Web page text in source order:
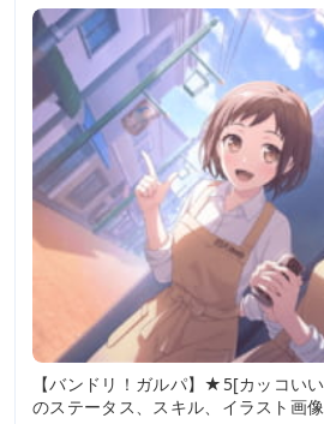
【バンドリ！ガルパ】★5[カッコい
のステータス、スキル、イラスト画像